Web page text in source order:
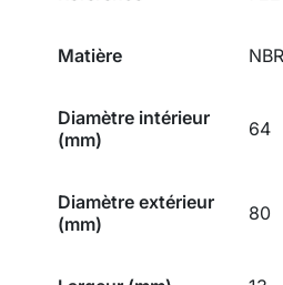
Matière NBR
Diamètre intérieur
(mm)
64
Diamètre extérieur
(mm)
80